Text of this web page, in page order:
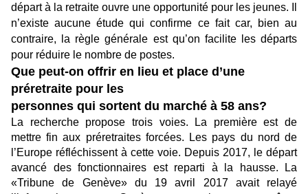
départ à la retraite ouvre une opportunité pour les jeunes. Il
n’existe aucune étude qui confirme ce fait car, bien au
contraire, la règle générale est qu’on facilite les départs
pour réduire le nombre de postes.
Que peut-on offrir en lieu et place d’une
préretraite pour les
personnes qui sortent du marché à 58 ans?
La recherche propose trois voies. La première est de
mettre fin aux préretraites forcées. Les pays du nord de
l’Europe réfléchissent à cette voie. Depuis 2017, le départ
avancé des fonctionnaires est reparti à la hausse. La
«Tribune de Genève» du 19 avril 2017 avait relayé